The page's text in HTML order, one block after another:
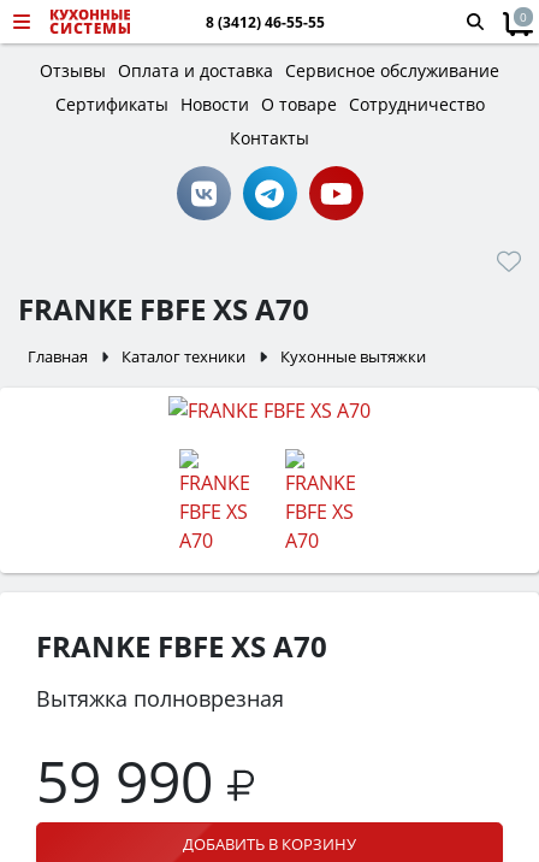
8 (3412) 46-55-55 0
Отзывы Оплата и доставка Сервисное обслуживание
Сертификаты
Новости О товаре Сотрудничество
Контакты
FRANKE FBFE XS A70
Главная Каталог техники Кухонные вытяжки
FRANKE FBFE XS A70
Вытяжка полноврезная
59 990
ДОБАВИТЬ В КОРЗИНУ